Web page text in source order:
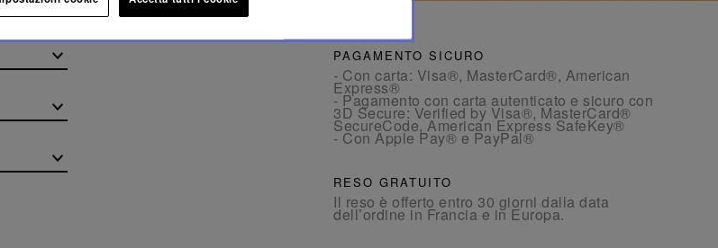
PAGAMENTO SICURO
- Con carta: Visa®, MasterCard®, American
Express®
- Pagamento con carta autenticato e sicuro con
3D Secure: Verified by Visa®, MasterCard®
SecureCode, American Express SafeKey®
- Con Apple Pay® e PayPal®
RESO GRATUITO
Il reso è offerto entro 30 giorni dalla data
dell’ordine in Francia e in Europa.